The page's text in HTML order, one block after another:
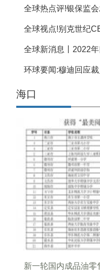
全球热点评!银保监
全球视点!别克世纪
全球新消息丨2022
环球要闻:穆迪回应
海口
新一轮国内成品油零